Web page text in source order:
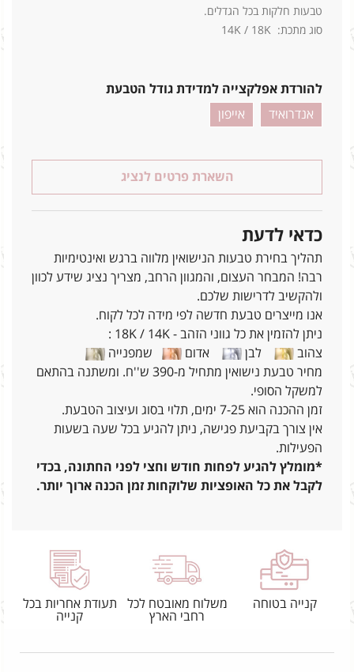
טבעות חלקות בכל הגדלים.
סוג מתכת: 14K / 18K
להורדת אפלקצייה למדידת גודל הטבעת
אנדרואיד
אייפון
השארת פרטים לנציג
כדאי לדעת
תהליך בחירת טבעות הנישואין מלווה ברגש ואינטימיות
רבה! המבחר העצום, והמגוון הרחב, מצריך נציג שידע לכוון
ולהקשיב לדרישות שלכם.
אנו מייצרים טבעת חדשה לפי מידה לכל לקוח.
ניתן להזמין את כל גווני הזהב - 18K / 14K :
צהוב
לבן אדום
שמפנייה
מחיר טבעת נישואין מתחיל מ-390 ש''ח. ומשתנה בהתאם
למשקל הסופי.
זמן ההכנה הוא 7-25 ימים, תלוי בסוג ועיצוב הטבעת.
אין צורך בקביעת פגישה, ניתן להגיע בכל שעה בשעות
הפעילות.
*מומלץ להגיע לפחות חודש וחצי לפני החתונה, בכדי
לקבל את כל האופציות שלוקחות זמן הכנה ארוך יותר.
קנייה בטוחה
משלוח מאובטח לכל
רחבי הארץ
תעודת אחריות בכל
קנייה